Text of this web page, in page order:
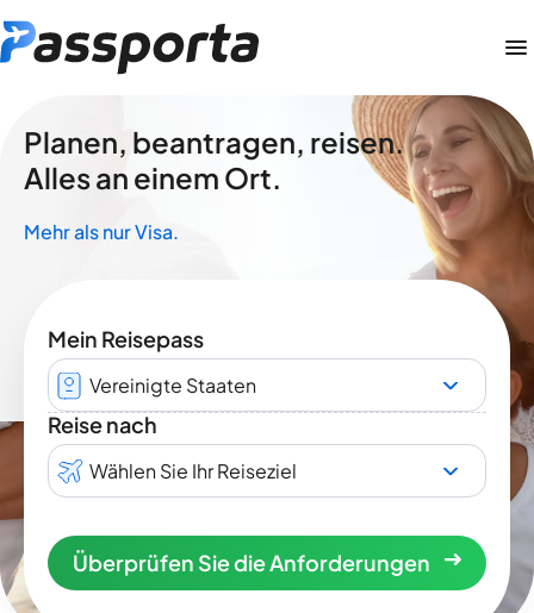
Planen, beantragen, reisen.
Alles an einem Ort.
Mehr als nur Visa.
Mein Reisepass
Vereinigte Staaten
Reise nach
Wählen Sie Ihr Reiseziel
Überprüfen Sie die Anforderungen